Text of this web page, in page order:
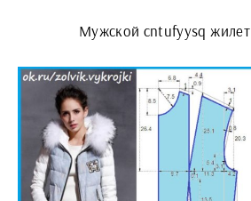
Мужской cntufyysq